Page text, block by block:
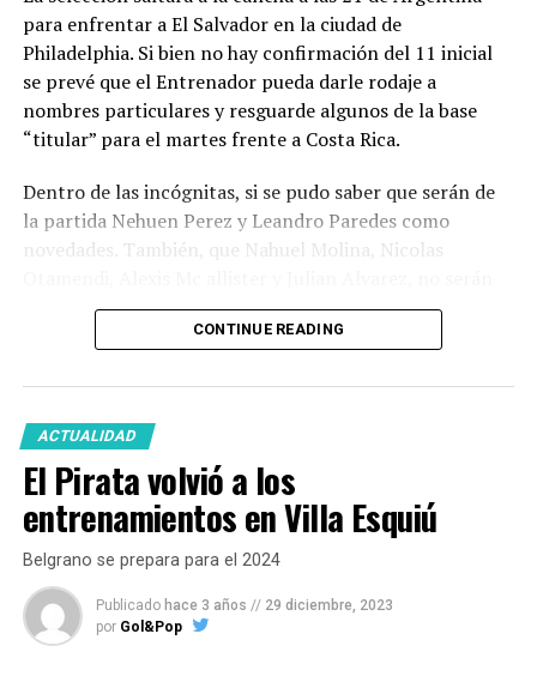
Facebook
Twitter
WhatsApp
Messenger
GmailShare
para enfrentar a El Salvador en la ciudad de
Philadelphia. Si bien no hay confirmación del 11 inicial
se prevé que el Entrenador pueda darle rodaje a
nombres particulares y resguarde algunos de la base
“titular” para el martes frente a Costa Rica.
Dentro de las incógnitas, si se pudo saber que serán de
la partida Nehuen Perez y Leandro Paredes como
novedades. También, que Nahuel Molina, Nicolas
de la partida, al menos desde el comienzo, el día de hoy.
cualquiera de nuestras plataformas.
Facebook
Twitter
WhatsApp
Messenger
Gmail
Share
CONTINUE READING
ACTUALIDAD
El Pirata volvió a los
entrenamientos en Villa Esquiú
Belgrano se prepara para el 2024
Publicado hace 3 años // 29 diciembre, 2023
por Gol&Pop